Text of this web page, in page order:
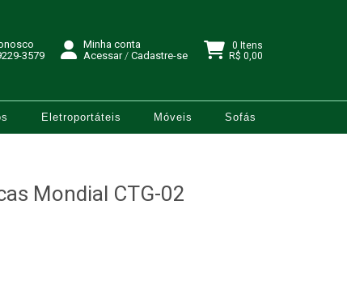
3579
Minha conta
Acessar/ Cadastre-se
0 Itens
R$ 0,00
Eletroportáteis Móveis Sofás
Mondial CTG-02